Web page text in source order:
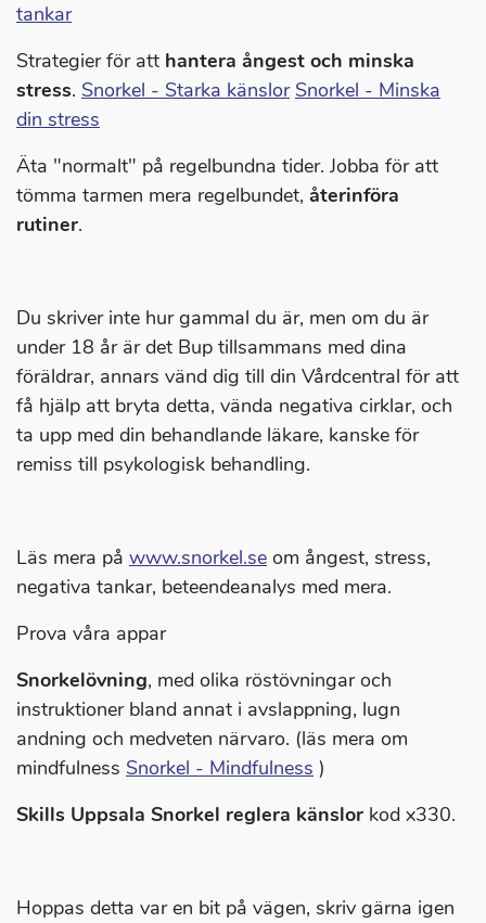
tankar
Strategier för att hantera ångest och minska
stress. Snorkel - Starka känslor Snorkel - Minska
din stress
Äta "normalt" på regelbundna tider. Jobba för att
tömma tarmen mera regelbundet, återinföra
rutiner.
Du skriver inte hur gammal du är, men om du är
under 18 år är det Bup tillsammans med dina
föräldrar, annars vänd dig till din Vårdcentral för att
få hjälp att bryta detta, vända negativa cirklar, och
ta upp med din behandlande läkare, kanske för
remiss till psykologisk behandling.
Läs mera på www.snorkel.se om ångest, stress,
negativa tankar, beteendeanalys med mera.
Prova våra appar
Snorkelövning, med olika röstövningar och
instruktioner bland annat i avslappning, lugn
andning och medveten närvaro. (läs mera om
mindfulness Snorkel - Mindfulness )
Skills Uppsala Snorkel reglera känslor kod x330.
Hoppas detta var en bit på vägen, skriv gärna igen